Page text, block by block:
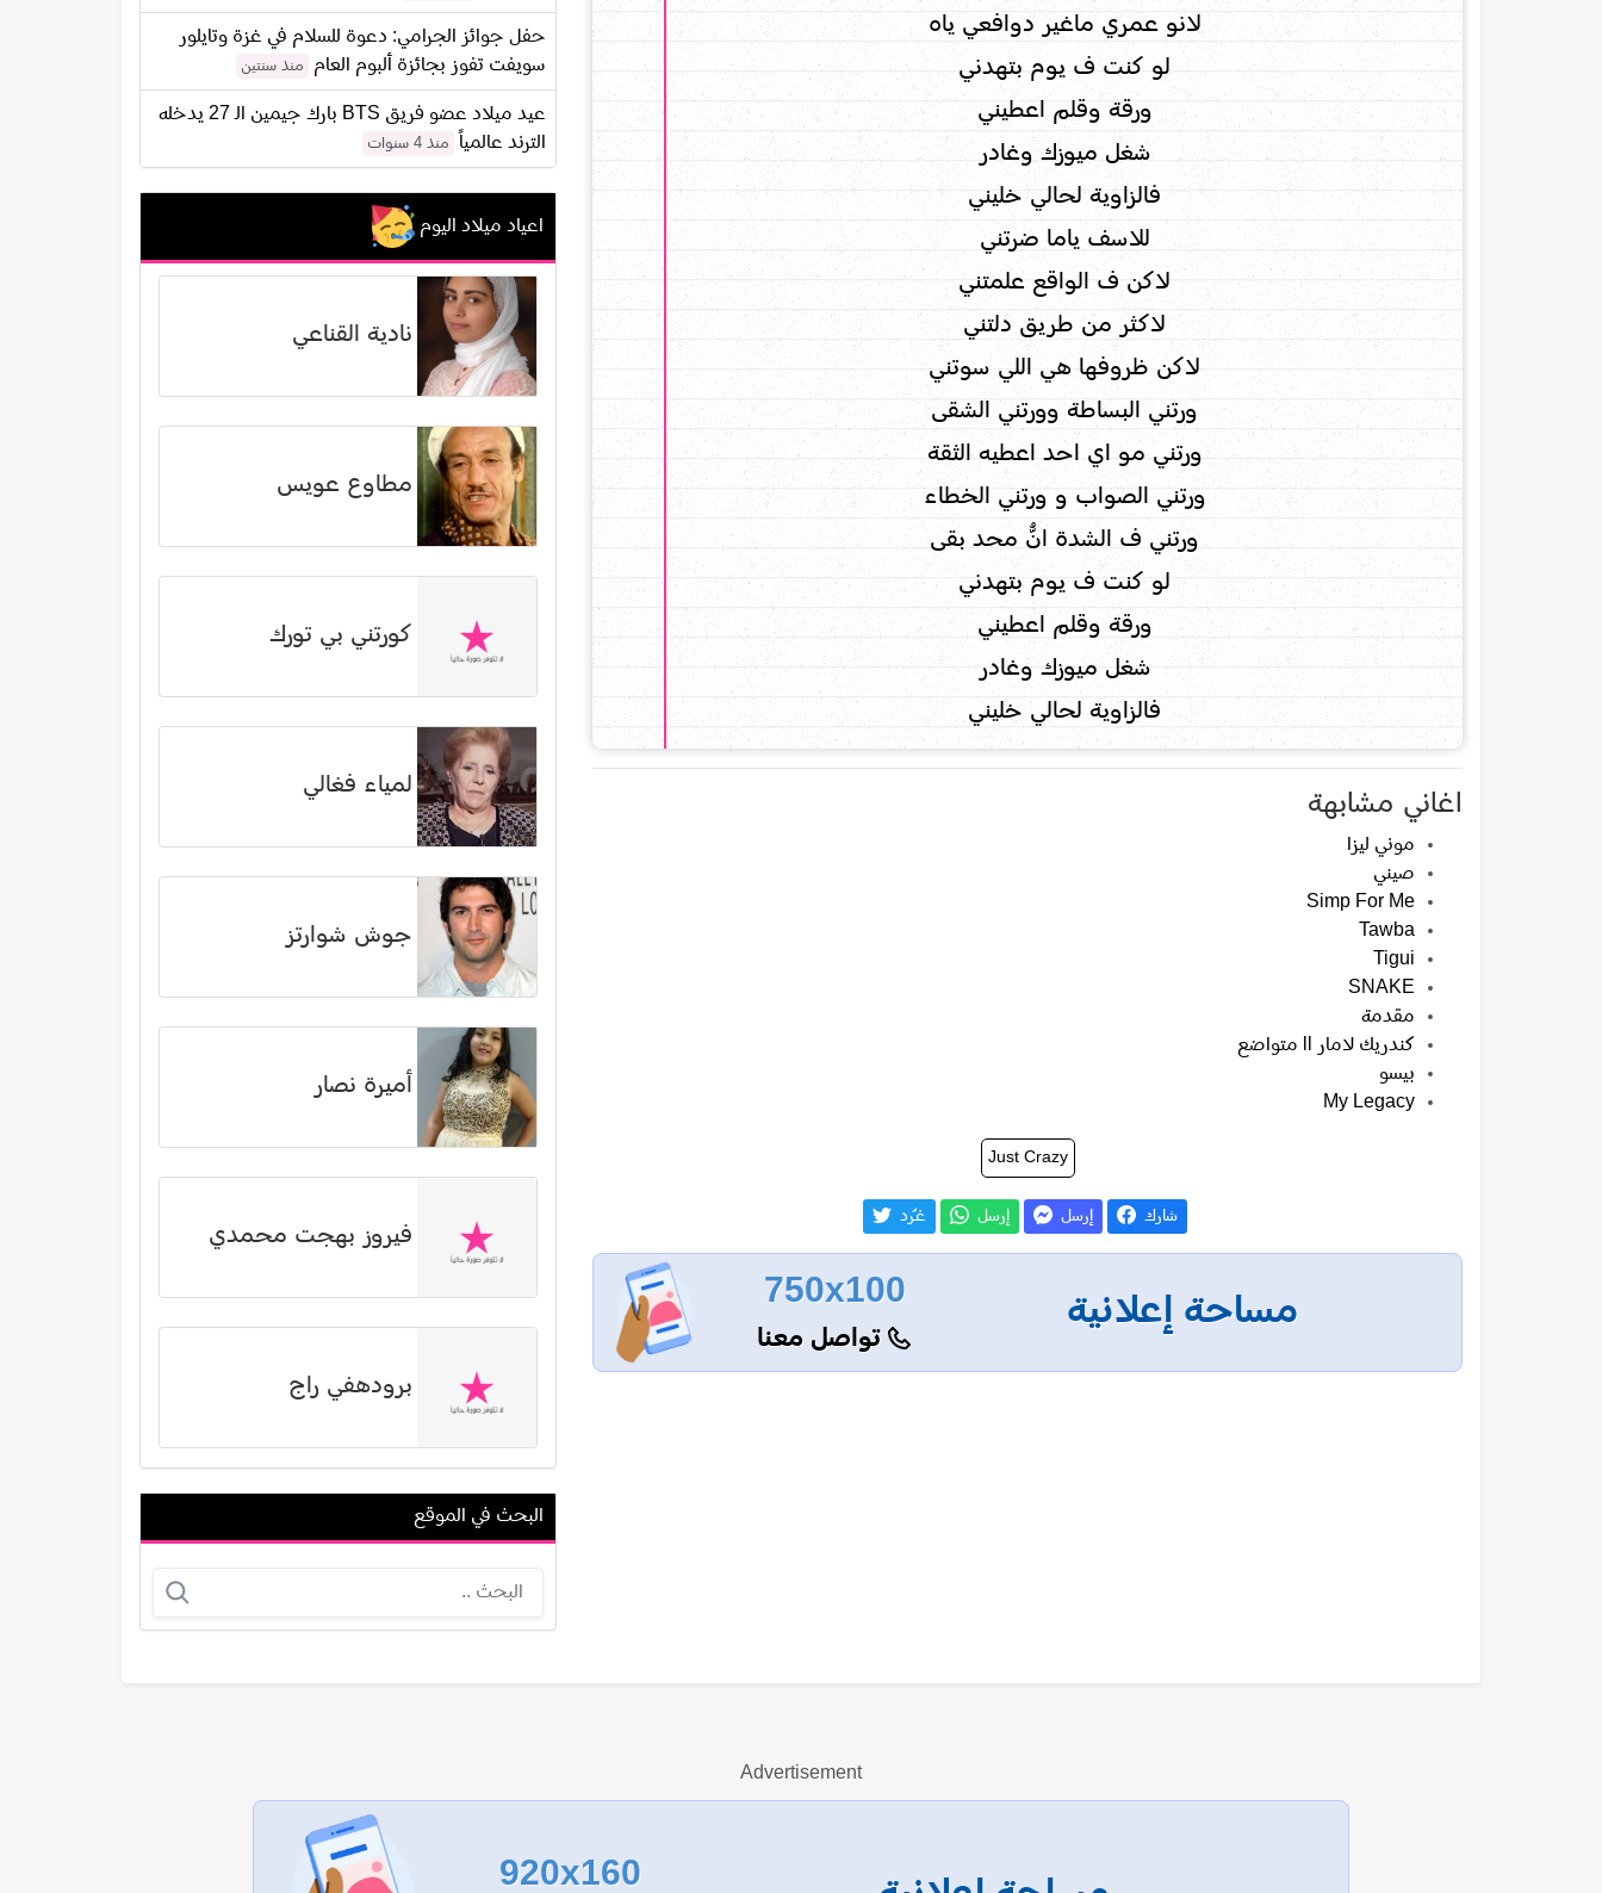
لانو عمري ماغير دوافعي ياه
لو كنت ف يوم بتهدني
ورقة وقلم اعطيني
شغل ميوزك وغادر
فالزاوية لحالي خليني
للاسف ياما ضرتني
لاكن ف الواقع علمتني
لاكثر من طريق دلتني
لاكن ظروفها هي اللي سوتني
ورتني البساطة وورتني الشقى
ورتني مو اي احد اعطيه الثقة
ورتني الصواب و ورتني الخطاء
ورتني ف الشدة انُّ محد بقى
لو كنت ف يوم بتهدني
ورقة وقلم اعطيني
شغل ميوزك وغادر
فالزاوية لحالي خليني
اغاني مشابهة
موني ‏ليزا
صيني
Simp For Me
Tawba
Tigui
SNAKE
مقدمة
كندريك لامار ll متواضع
بيسو
My Legacy
Just Crazy
شارك إرسل إرسل غـّرد
مساحة إعلانية
750x100
تواصل معنا
حفل جوائز الجرامي: دعوة للسلام في غزة وتايلور
سويفت تفوز بجائزة ألبوم العام
منذ سنتين
عيد ميلاد عضو فريق BTS بارك جيمين الـ 27 يدخله
الترند عالمياً
منذ 4 سنوات
اعياد ميلاد اليوم
نادية القناعي
مطاوع عويس
كورتني بي تورك
لمياء فغالي
جوش شوارتز
أميرة نصار
فيروز بهجت محمدي
برودهفي راج
منصف مراد
عرض الكل
البحث في الموقع
Advertisement
920x160